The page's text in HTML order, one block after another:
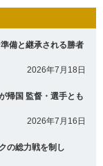
備と継承される勝者
2026年7月18日
帰国 監督・選手とも
2026年7月16日
の総力戦を制し